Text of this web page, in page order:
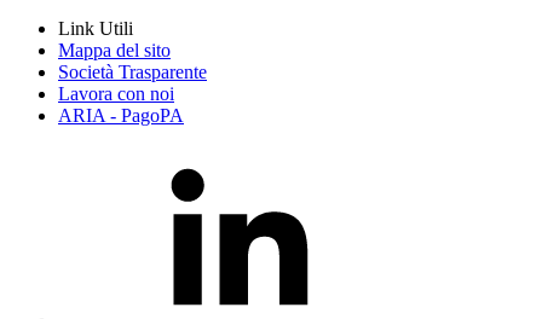
Link Utili
Mappa del sito
Società Trasparente
Lavora con noi
ARIA - PagoPA